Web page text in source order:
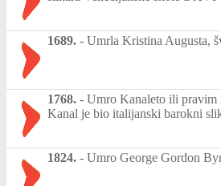
1689. - Umrla Kristina Augusta,
1768. - Umro Kanaleto ili
Kanal je bio italijanski barokni
1824. - Umro George Gordon